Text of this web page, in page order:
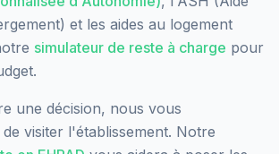
et les aides au logement
simulateur de reste à charge pour
une décision, nous vous
visiter l'établissement. Notre